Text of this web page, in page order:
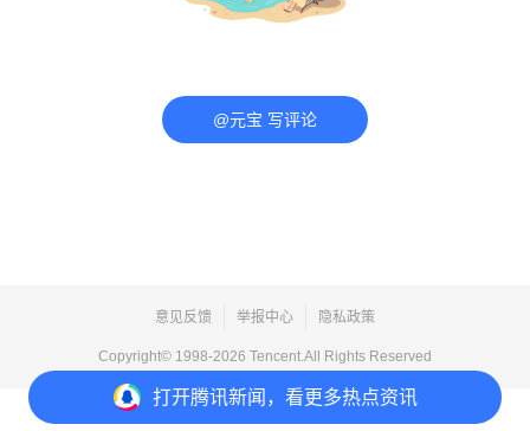
打开腾讯新闻，看更多热点资讯
@元宝 写评论
意见反馈 举报中心 隐私政策
Copyright© 1998-2026 Tencent.All Rights Reserved